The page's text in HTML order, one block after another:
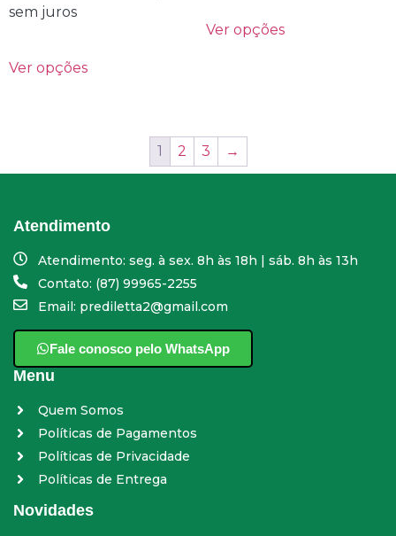
sem juros
Ver opções
Ver opções
1 2 3 →
Atendimento
Atendimento: seg. à sex. 8h às 18h | sáb. 8h às 13h
Contato: (87) 99965-2255
Email: prediletta2@gmail.com
Fale conosco pelo WhatsApp
Menu
Quem Somos
Políticas de Pagamentos
Políticas de Privacidade
Políticas de Entrega
Novidades